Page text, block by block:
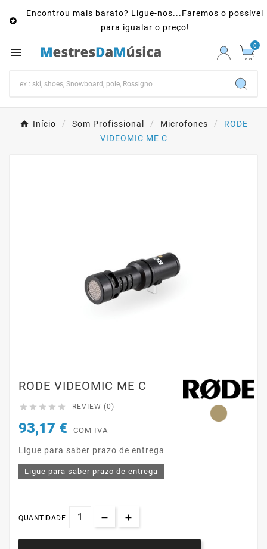

Encontrou mais barato? Ligue-nos...Faremos o possível
para igualar o preço!
 0
Início Som Profissional Microfones
RODE
VIDEOMIC ME C
RODE VIDEOMIC ME C
     REVIEW (0)
93,17 € COM IVA
Ligue para saber prazo de entrega
Ligue para saber prazo de entrega
QUANTIDADE